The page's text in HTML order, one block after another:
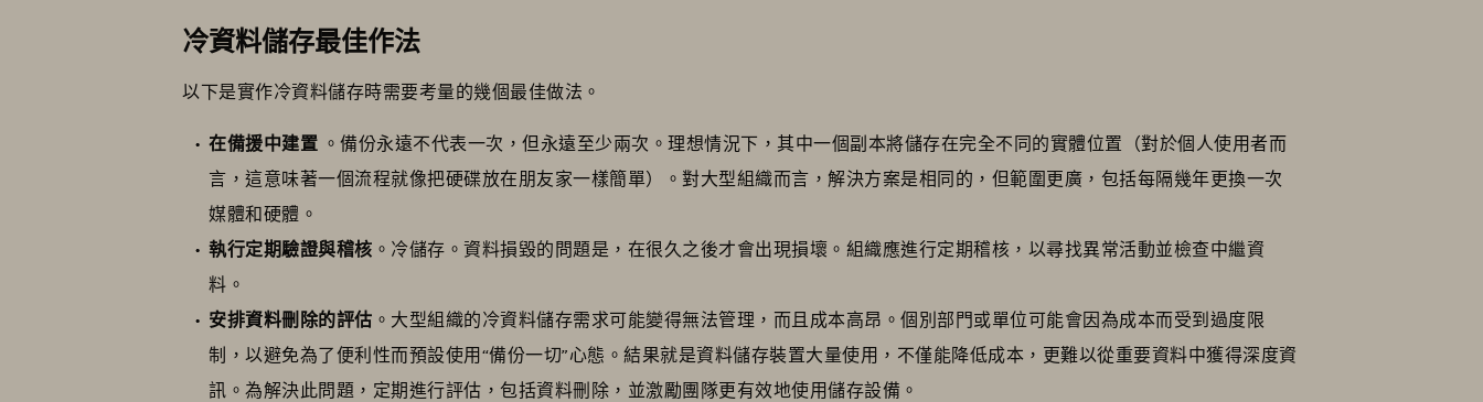
冷資料儲存最佳作法
以下是實作冷資料儲存時需要考量的幾個最佳做法。
在備援中建置 。備份永遠不代表一次，但永遠至少兩次。理想情況下，其中一個副本將儲存在完全不同的實體位置（對於個人使用者而
言，這意味著一個流程就像把硬碟放在朋友家一樣簡單）。對大型組織而言，解決方案是相同的，但範圍更廣，包括每隔幾年更換一次
媒體和硬體。
執行定期驗證與稽核 。冷儲存。資料損毀的問題是，在很久之後才會出現損壞。組織應進行定期稽核，以尋找異常活動並檢查中繼資
料。
安排資料刪除的評估 。大型組織的冷資料儲存需求可能變得無法管理，而且成本高昂。個別部門或單位可能會因為成本而受到過度限
制，以避免為了便利性而預設使用“備份一切”心態。結果就是資料儲存裝置大量使用，不僅能降低成本，更難以從重要資料中獲得深度資
訊。為解決此問題，定期進行評估，包括資料刪除，並激勵團隊更有效地使用儲存設備。